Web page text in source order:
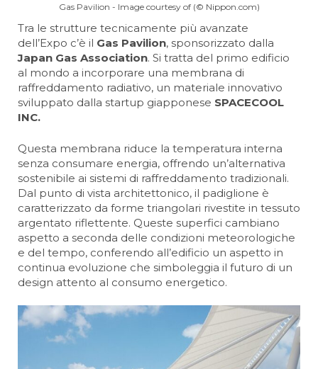
Gas Pavilion - Image courtesy of (© Nippon.com)
Tra le strutture tecnicamente più avanzate
dell’Expo c’è il Gas Pavilion, sponsorizzato dalla
Japan Gas Association. Si tratta del primo edificio
al mondo a incorporare una membrana di
raffreddamento radiativo, un materiale innovativo
sviluppato dalla startup giapponese SPACECOOL
INC.
Questa membrana riduce la temperatura interna
senza consumare energia, offrendo un’alternativa
sostenibile ai sistemi di raffreddamento tradizionali.
Dal punto di vista architettonico, il padiglione è
caratterizzato da forme triangolari rivestite in tessuto
argentato riflettente. Queste superfici cambiano
aspetto a seconda delle condizioni meteorologiche
e del tempo, conferendo all’edificio un aspetto in
continua evoluzione che simboleggia il futuro di un
design attento al consumo energetico.